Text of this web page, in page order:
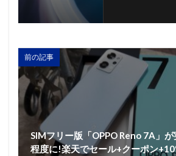
前の記事
SIMフリー版「OPPO Reno 7A」
程度に!楽天でセール+クーポン